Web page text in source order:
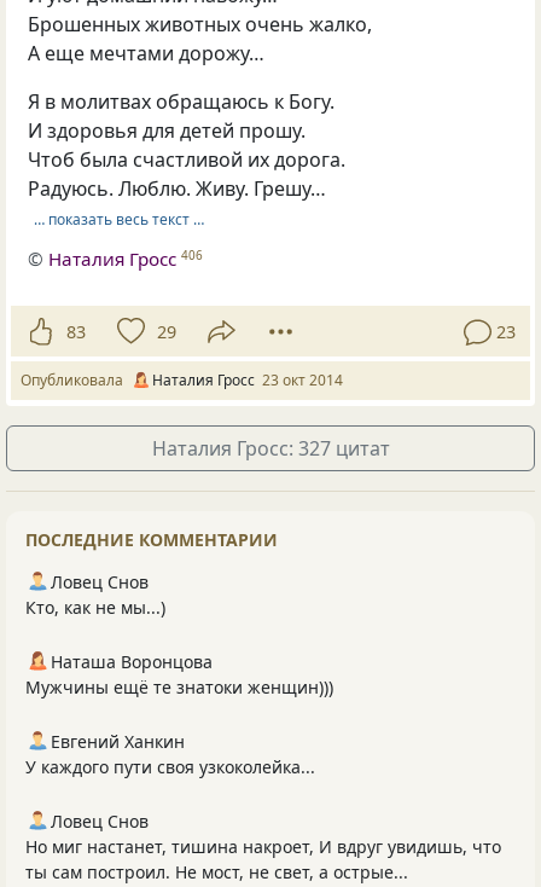
Брошенных животных очень жалко,
А еще мечтами дорожу…
Я в молитвах обращаюсь к Богу.
И здоровья для детей прошу.
Чтоб была счастливой их дорога.
Радуюсь. Люблю. Живу. Грешу…
… показать весь текст …
© Наталия Гросс 406
83 29 23
Опубликовала Наталия Гросс 23 окт 2014
Наталия Гросс: 327 цитат
ПОСЛЕДНИЕ КОММЕНТАРИИ
Ловец Снов
Кто, как не мы...)
Наташа Воронцова
Мужчины ещё те знатоки женщин)))
Евгений Ханкин
У каждого пути своя узкоколейка...
Ловец Снов
Но миг настанет, тишина накроет, И вдруг увидишь, что
ты сам построил. Не мост, не свет, а острые...